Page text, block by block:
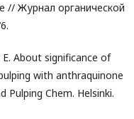
// Журнал органической
About significance of
with anthraquinone
Pulping Chem. Helsinki.